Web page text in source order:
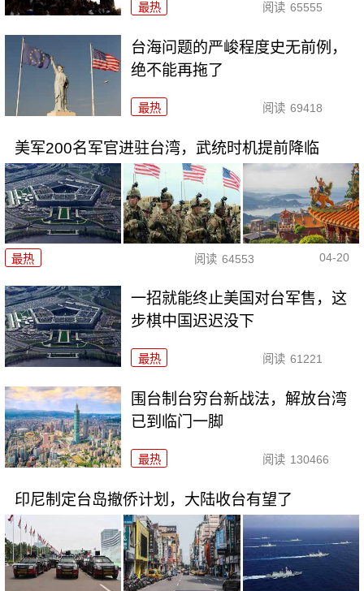
最热 阅读 65555
台海问题的严峻程度史无前例，
绝不能再拖了
最热 阅读 69418
美军200名军官进驻台湾，武统时机提前降临
最热 阅读 64553 04-20
一招就能终止美国对台军售，这
步棋中国迟迟没下
最热 阅读 61221
围台制台穷台新战法，解放台湾
已到临门一脚
最热 阅读 130466
印尼制定台岛撤侨计划，​大陆收台有望了